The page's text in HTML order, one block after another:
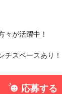
々が活躍中！
チスペースあり！
応募する